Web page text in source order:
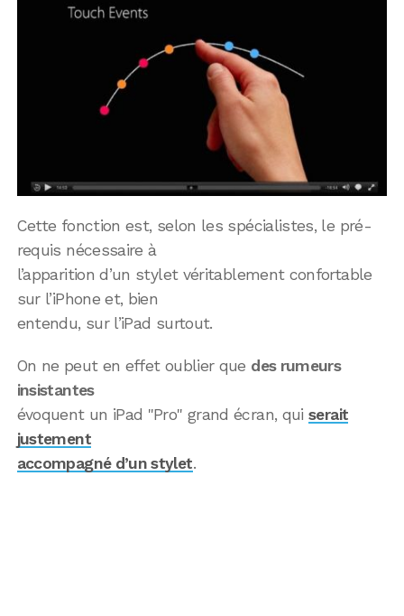
Cette fonction est, selon les spécialistes, le pré-
requis nécessaire à
l’apparition d’un stylet véritablement confortable
sur l’iPhone et, bien
entendu, sur l’iPad surtout.
On ne peut en effet oublier que des rumeurs
insistantes
évoquent un iPad "Pro" grand écran, quiserait
justement
accompagné d’un stylet.